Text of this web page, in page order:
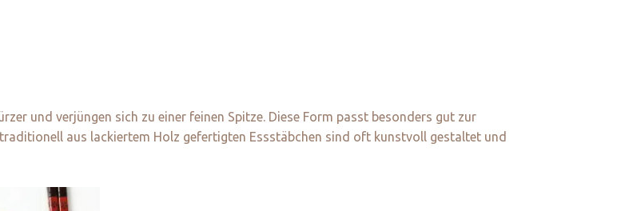
und verjüngen sich zu einer feinen Spitze. Diese Form passt besonders gut zur
aus lackiertem Holz gefertigten Essstäbchen sind oft kunstvoll gestaltet und